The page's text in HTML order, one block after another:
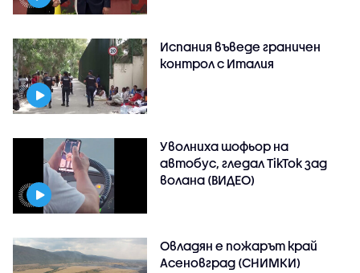
Испания въведе граничен
контрол с Италия
Уволниха шофьор на
автобус, гледал TikTok зад
волана (ВИДЕО)
Овладян е пожарът край
Асеновград (СНИМКИ)